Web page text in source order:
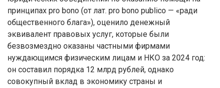
принципах pro bono (от лат. pro bono publico — «ради
общественного блага»), оценило денежный
эквивалент правовых услуг, которые были
безвозмездно оказаны частными фирмами
нуждающимся физическим лицам и НКО за 2024 год:
он составил порядка 12 млрд рублей, однако
совокупный вклад в экономику страны и